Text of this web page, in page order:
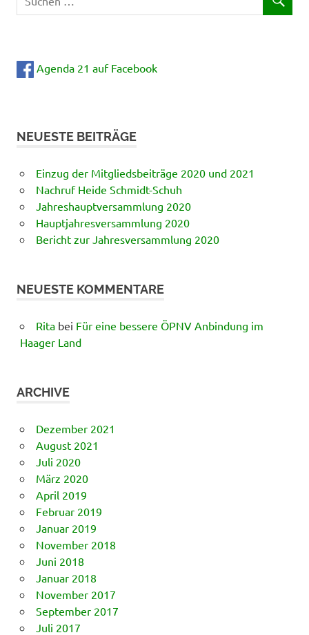
Agenda 21 auf Facebook
NEUESTE BEITRÄGE
Einzug der Mitgliedsbeiträge 2020 und 2021
Nachruf Heide Schmidt-Schuh
Jahreshauptversammlung 2020
Hauptjahresversammlung 2020
Bericht zur Jahresversammlung 2020
NEUESTE KOMMENTARE
Ritabei Für eine bessere ÖPNV Anbindung im
Haager Land
ARCHIVE
Dezember 2021
August 2021
Juli 2020
März 2020
April 2019
Februar 2019
Januar 2019
November 2018
Juni 2018
Januar 2018
November 2017
September 2017
Juli 2017